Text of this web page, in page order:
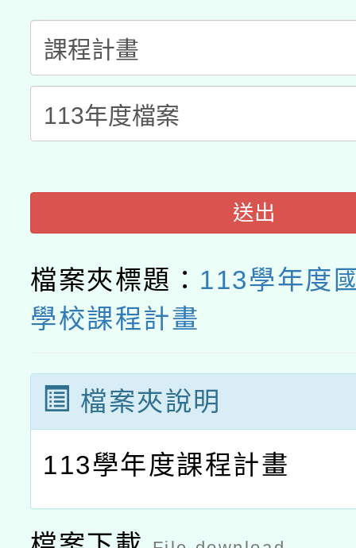
業成長研習」實施計畫
族教育國際趨勢與發展
師專業成長研習實施計
方素養工作坊新北場」
族語言臺北學習中心
「族語學習班」招生簡
轉知有關國立成功大學
文教學共融平台-教案
件」活動簡章
教育部國民及學前教育
年度COVID-19疫苗接
接種之民眾」措施，
月28日止
送出
檔案夾標題： 113學年度
學校課程計畫
檔案夾說明
113學年度課程計畫